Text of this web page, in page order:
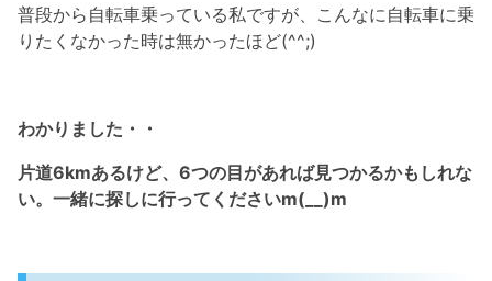
普段から自転車乗っている私ですが、こんなに自転車に乗
りたくなかった時は無かったほど(^^;)
わかりました・・
片道6kmあるけど、6つの目があれば見つかるかもしれな
い。一緒に探しに行ってくださいm(__)m